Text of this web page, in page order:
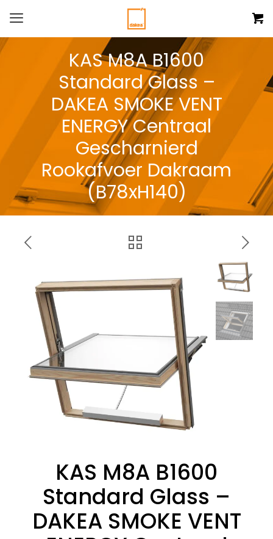
KAS M8A B1600
Standard Glass –
DAKEA SMOKE VENT
ENERGY Centraal
Gescharnierd
Rookafvoer Dakraam
(B78xH140)
KAS M8A B1600
Standard Glass –
DAKEA SMOKE VENT